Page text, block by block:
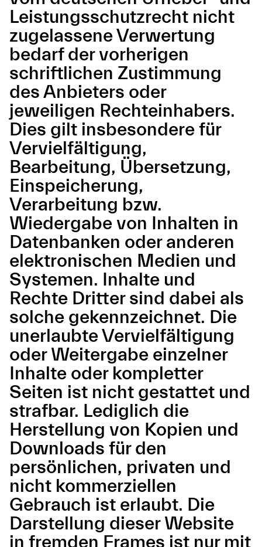
Leistungsschutzrecht nicht
zugelassene Verwertung
bedarf der vorherigen
schriftlichen Zustimmung
des Anbieters oder
jeweiligen Rechteinhabers.
Dies gilt insbesondere für
Vervielfältigung,
Bearbeitung, Übersetzung,
Einspeicherung,
Verarbeitung bzw.
Wiedergabe von Inhalten in
Datenbanken oder anderen
elektronischen Medien und
Systemen. Inhalte und
Rechte Dritter sind dabei als
solche gekennzeichnet. Die
unerlaubte Vervielfältigung
oder Weitergabe einzelner
Inhalte oder kompletter
Seiten ist nicht gestattet und
strafbar. Lediglich die
Herstellung von Kopien und
Downloads für den
persönlichen, privaten und
nicht kommerziellen
Gebrauch ist erlaubt. Die
Darstellung dieser Website
in fremden Frames ist nur mit